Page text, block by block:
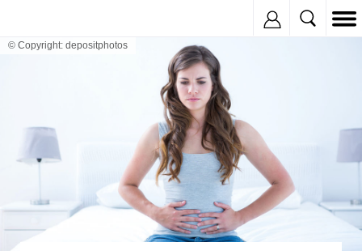
© Copyright: depositphotos